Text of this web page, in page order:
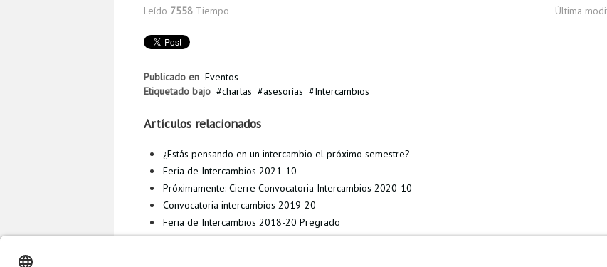
Leído 7558 Tiempo Última
Publicado en Eventos
Etiquetado bajo
charlas asesorías Intercambios
Artículos relacionados
¿Estás pensando en un intercambio el próximo semestre?
Feria de Intercambios 2021-10
Próximamente: Cierre Convocatoria Intercambios 2020-10
Convocatoria intercambios 2019-20
Feria de Intercambios 2018-20 Pregrado